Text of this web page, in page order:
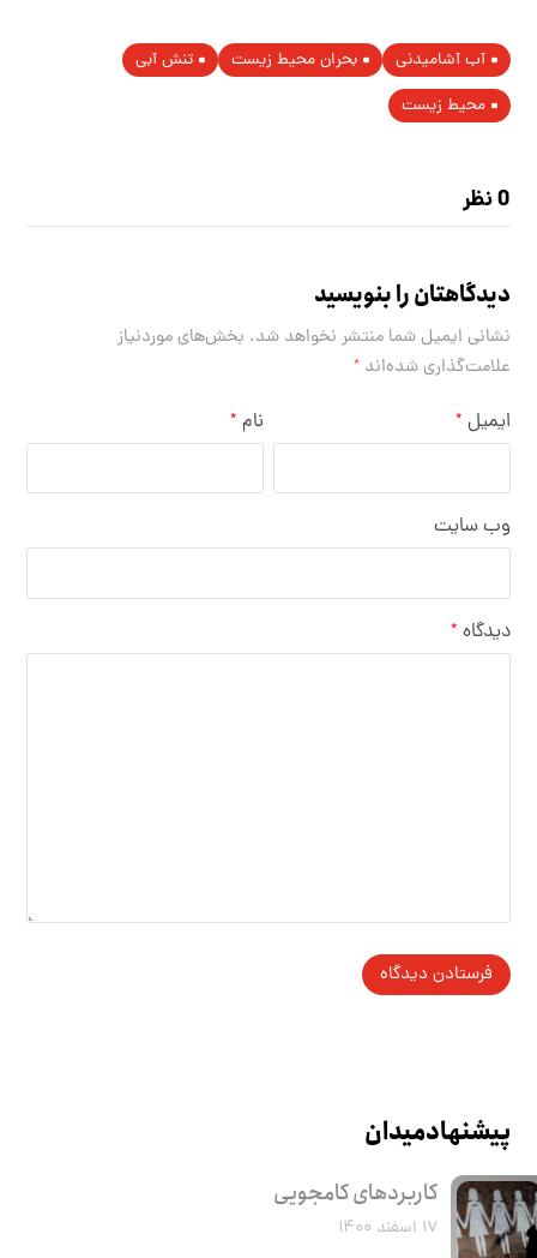
آب آشامیدنی بحران محیط زیست
تنش آبی
محیط زیست
0 نظر
دیدگاهتان را بنویسید
نشانی ایمیل شما منتشر نخواهد شد. بخش‌های موردنیاز
علامت‌گذاری شده‌اند*
نام * ایمیل *
وب‌ سایت
دیدگاه *
پیشنهاد میدان
کاربرد‌های کامجویی
۱۷ اسفند ۱۴۰۰